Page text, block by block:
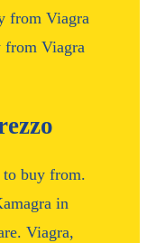
from Viagra
from Viagra
to buy from.
in
Viagra,